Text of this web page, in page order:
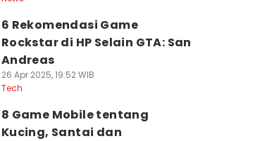
6 Rekomendasi Game
Rockstar di HP Selain GTA: San
Andreas
26 Apr 2025, 19:52 WIB
Tech
8 Game Mobile tentang
Kucing, Santai dan